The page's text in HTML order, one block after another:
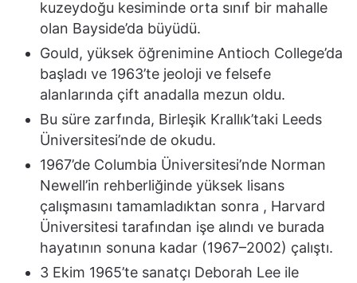
kuzeydoğu kesiminde orta sınıf bir mahalle
olan Bayside’da büyüdü.
Gould, yüksek öğrenimine Antioch College’da
başladı ve 1963’te jeoloji ve felsefe
alanlarında çift anadalla mezun oldu.
Bu süre zarfında, Birleşik Krallık’taki Leeds
Üniversitesi’nde de okudu.
1967’de Columbia Üniversitesi’nde Norman
Newell’in rehberliğinde yüksek lisans
çalışmasını tamamladıktan sonra , Harvard
Üniversitesi tarafından işe alındı ​​ve burada
hayatının sonuna kadar (1967–2002) çalıştı.
3 Ekim 1965’te sanatçı Deborah Lee ile